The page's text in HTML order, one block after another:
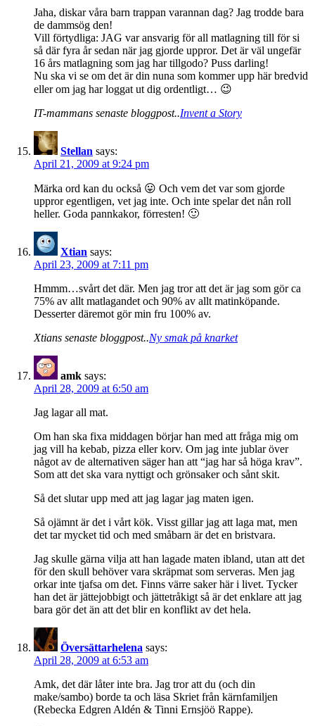
Jaha, diskar våra barn trappan varannan dag? Jag trodde bara
de dammsög den!
Vill förtydliga: JAG var ansvarig för all matlagning till för si
så där fyra år sedan när jag gjorde uppror. Det är väl ungefär
16 års matlagning som jag har tillgodo? Puss darling!
Nu ska vi se om det är din nuna som kommer upp här bredvid
eller om jag har loggat ut dig ordentligt… 😉
IT-mammans senaste bloggpost..Invent a Story
Stellan says:
April 21, 2009 at 9:24 pm
Märka ord kan du också 😛 Och vem det var som gjorde
uppror egentligen, vet jag inte. Och inte spelar det nån roll
heller. Goda pannkakor, förresten! 🙂
Xtian says:
April 23, 2009 at 7:11 pm
Hmmm…svårt det där. Men jag tror att det är jag som gör ca
75% av allt matlagandet och 90% av allt matinköpande.
Desserter däremot gör min fru 100% av.
Xtians senaste bloggpost..Ny smak på knarket
amk says:
April 28, 2009 at 6:50 am
Jag lagar all mat.
Om han ska fixa middagen börjar han med att fråga mig om
jag vill ha kebab, pizza eller korv. Om jag inte jublar över
något av de alternativen säger han att “jag har så höga krav”.
Som att det ska vara nyttigt och grönsaker och sånt skit.
Så det slutar upp med att jag lagar jag maten igen.
Så ojämnt är det i vårt kök. Visst gillar jag att laga mat, men
det tar mycket tid och med småbarn är det en bristvara.
Jag skulle gärna vilja att han lagade maten ibland, utan att det
för den skull behöver vara skräpmat som serveras. Men jag
orkar inte tjafsa om det. Finns värre saker här i livet. Tycker
han det är jättejobbigt och jättetråkigt så är det enklare att jag
bara gör det än att det blir en konflikt av det hela.
Översättarhelena says:
April 28, 2009 at 6:53 am
Amk, det där låter inte bra. Jag tror att du (och din
make/sambo) borde ta och läsa Skriet från kärnfamiljen
(Rebecka Edgren Aldén & Tinni Ernsjöö Rappe).